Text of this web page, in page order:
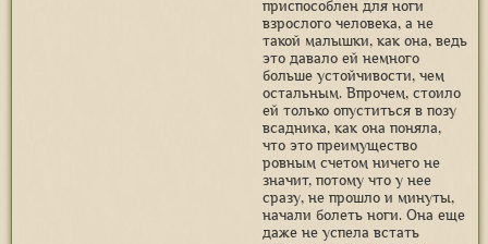
приспособлен для ноги
взрослого человека, а не
такой малышки, как она, ведь
это давало ей немного
больше устойчивости, чем
остальным. Впрочем, стоило
ей только опуститься в позу
всадника, как она поняла,
что это преимущество
ровным счетом ничего не
значит, потому что у нее
сразу, не прошло и минуты,
начали болеть ноги. Она еще
даже не успела встать